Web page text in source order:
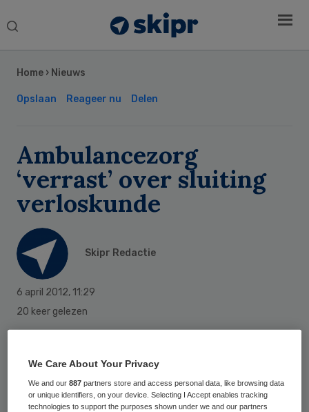
Search
Home › Nieuws
Opslaan Reageer nu Delen
Ambulancezorg
‘verrast’ over sluiting
verloskunde
Skipr Redactie
6 april 2012, 11:29
20 keer gelezen
het Diaconessenhuis Meppel naar de Isala
klinieken in Zwolle kan niet per 1 juli. “Dat is
Sidebar
We Care About Your Privacy
We and our887 partners store and access personal data, like browsing data
or unique identifiers, on your device. Selecting I Accept enables tracking
technologies to support the purposes shown under we and our partners